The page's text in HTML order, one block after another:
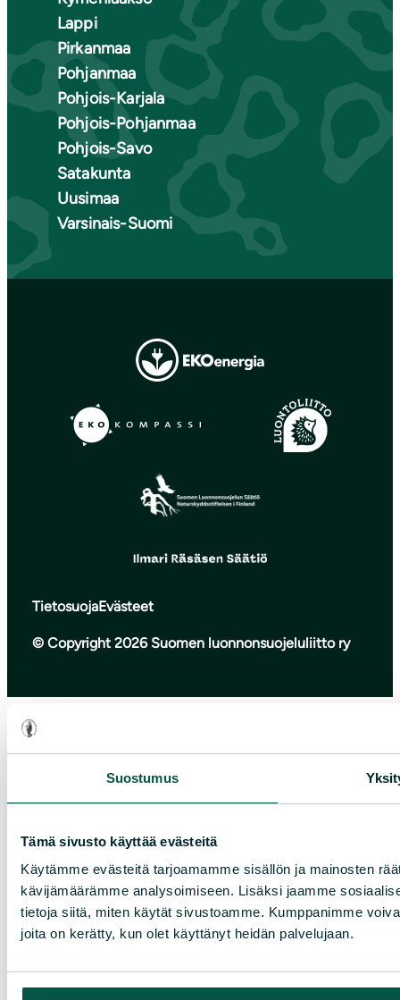
Suostumus
Tämä sivusto käyttää evästeitä
Käytämme evästeitä tarjoamamme sisällön ja mainosten
kävijämäärämme analysoimiseen. Lisäksi jaamme
tietoja siitä, miten käytät sivustoamme. Kumppanimme
joita on kerätty, kun olet käyttänyt heidän palvelujaan.
Lappi
Pirkanmaa
Pohjanmaa
Pohjois-Karjala
Pohjois-Pohjanmaa
Pohjois-Savo
Satakunta
Uusimaa
Varsinais-Suomi
TietosuojaEvästeet
© Copyright 2026 Suomen luonnonsuojeluliitto ry